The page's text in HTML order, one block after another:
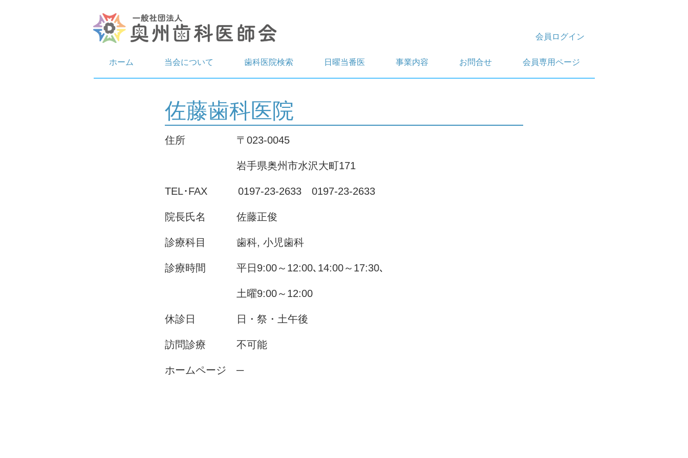
会員ログイン
ホーム 当会について 歯科医院検索 日曜当番医 事業内容 お問合せ 会員専用ページ
佐藤歯科医院
住所 〒023-0045
岩手県奥州市水沢大町171
TEL･FAX 0197-23-2633 0197-23-2633
院長氏名 佐藤正俊
診療科目 歯科, 小児歯科
診療時間 平日9:00～12:00､14:00～17:30､
土曜9:00～12:00
休診日 日・祭・土午後
​訪問診療 不可能
ホームページ ─